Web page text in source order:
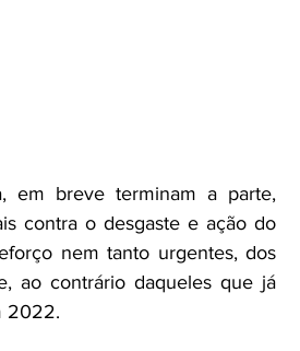
em breve terminam a parte,
contra o desgaste e ação do
nem tanto urgentes, dos
ao contrário daqueles que já
2022.